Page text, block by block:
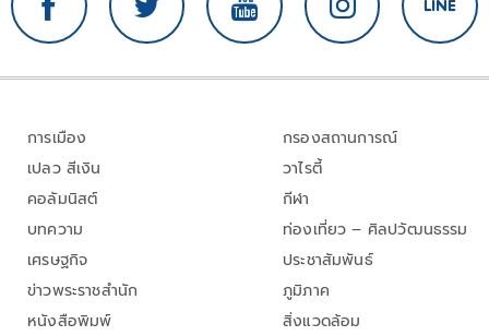
การเมือง
เปลว สีเงิน
คอลัมนิสต์
บทความ
เศรษฐกิจ
ข่าวพระราชสำนัก
หนังสือพิมพ์
กรองสถานการณ์
วาไรตี้
กีฬา
ท่องเที่ยว – ศิลปวัฒนธรรม
ประชาสัมพันธ์
ภูมิภาค
สิ่งแวดล้อม